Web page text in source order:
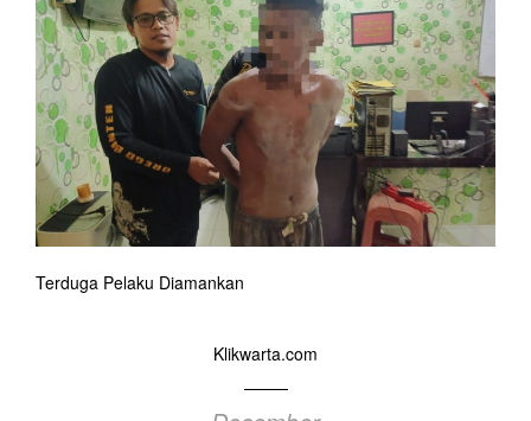
Terduga Pelaku Diamankan
Klikwarta.com